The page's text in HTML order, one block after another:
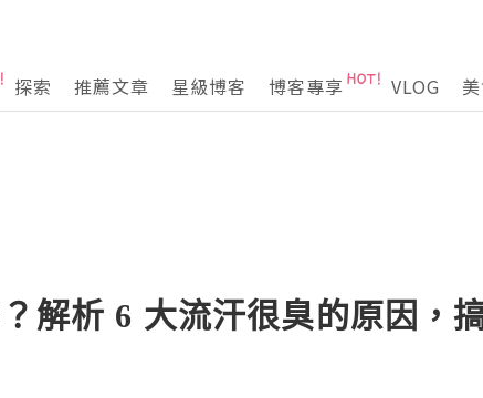
探索 推薦文章 星級博客 博客專享 VLOG
解析 6 大流汗很臭的原因，